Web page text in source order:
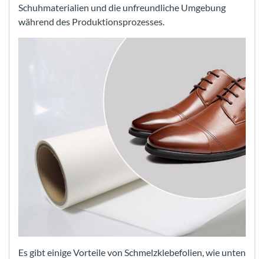
Schuhmaterialien und die unfreundliche Umgebung
während des Produktionsprozesses.
Es gibt einige Vorteile von Schmelzklebefolien, wie unten